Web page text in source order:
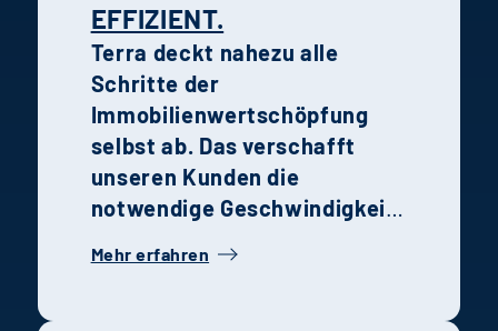
EFFIZIENT.
Terra deckt nahezu alle
Schritte der
Immobilienwertschöpfung
selbst ab. Das verschafft
unseren Kunden die
notwendige Geschwindigkeit,
der Entwicklung, Steuerung
Mehr erfahren